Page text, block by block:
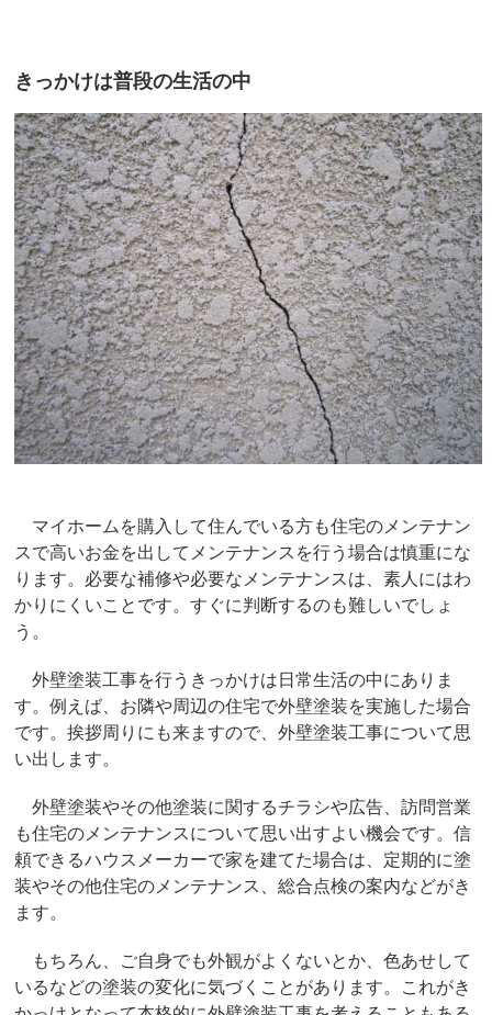
きっかけは普段の生活の中
マイホームを購入して住んでいる方も住宅のメンテナン
スで高いお金を出してメンテナンスを行う場合は慎重にな
ります。必要な補修や必要なメンテナンスは、素人にはわ
かりにくいことです。すぐに判断するのも難しいでしょ
う。
外壁塗装工事を行うきっかけは日常生活の中にありま
す。例えば、お隣や周辺の住宅で外壁塗装を実施した場合
です。挨拶周りにも来ますので、外壁塗装工事について思
い出します。
外壁塗装やその他塗装に関するチラシや広告、訪問営業
も住宅のメンテナンスについて思い出すよい機会です。信
頼できるハウスメーカーで家を建てた場合は、定期的に塗
装やその他住宅のメンテナンス、総合点検の案内などがき
ます。
もちろん、ご自身でも外観がよくないとか、色あせして
いるなどの塗装の変化に気づくことがあります。これがき